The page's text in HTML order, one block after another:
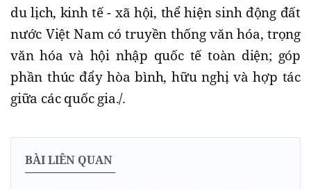
du lịch, kinh tế - xã hội, thể hiện sinh động đất
nước Việt Nam có truyền thống văn hóa, trọng
văn hóa và hội nhập quốc tế toàn diện; góp
phần thúc đẩy hòa bình, hữu nghị và hợp tác
giữa các quốc gia./.
BÀI LIÊN QUAN